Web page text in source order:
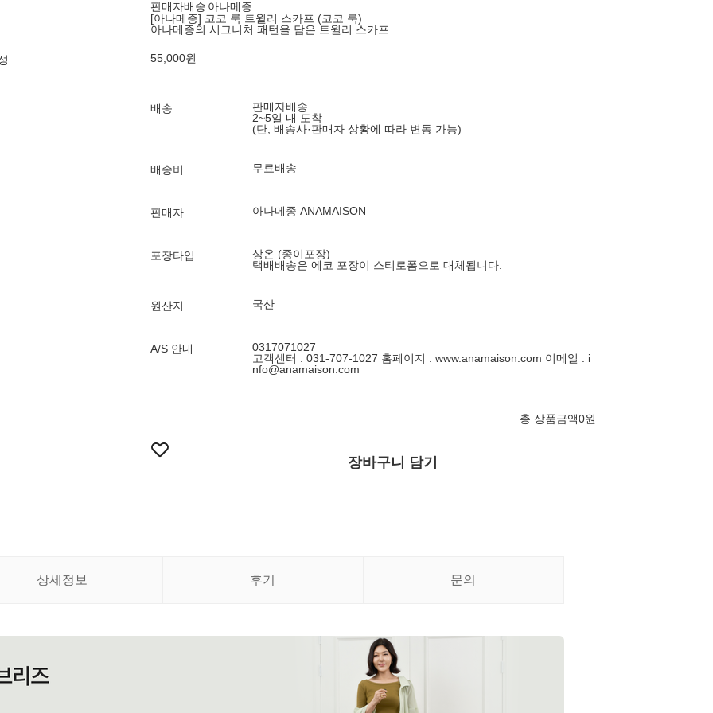
판매자배송 아나메종
[아나메종] 코코 룩 트윌리 스카프 (코코 룩)
아나메종의 시그니처 패턴을 담은 트윌리 스카프
55,000원
배송
판매자배송
2~5일 내 도착
(단, 배송사·판매자 상황에 따라 변동 가능)
배송비 무료배송
판매자 아나메종 ANAMAISON
포장타입
상온 (종이포장)
택배배송은 에코 포장이 스티로폼으로 대체됩니다.
원산지 국산
A/S 안내
0317071027
고객센터 : 031-707-1027 홈페이지 : www.anamaison.com 이메일 : i
nfo@anamaison.com
총 상품금액0원
장바구니 담기
상세정보 후기 문의